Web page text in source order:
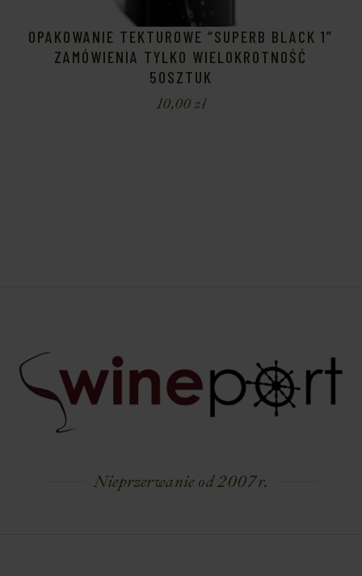
OPAKOWANIE TEKTUROWE “SUPERB BLACK 1”
ZAMÓWIENIA TYLKO WIELOKROTNOŚĆ
50SZTUK
10,00zł
Nieprzerwanie od 2007 r.